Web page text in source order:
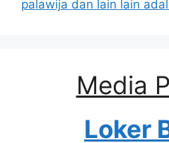
palawija dan lain lain
Media
Loker